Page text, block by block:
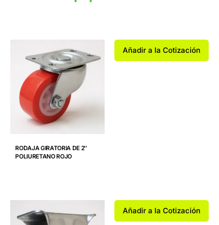
RODAJA GIRATORIA DE 2″
POLIURETANO ROJO
Añadir a la Cotización
Añadir a la Cotización